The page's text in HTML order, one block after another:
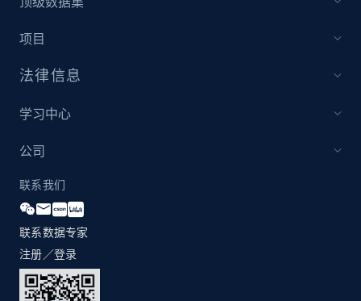
Amazon products global dataset
price, Currency, Availability, Reviews count, and
2.1K+
Amazon products global dataset - Collects
项目
法律信息
学习中心
公司
联系我们
联系数据专家
注册／登录